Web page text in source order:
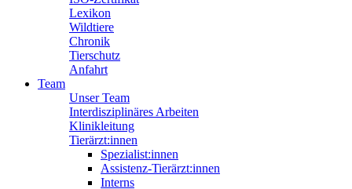
Lexikon
Wildtiere
Chronik
Tierschutz
Anfahrt
Team
Unser Team
Interdisziplinäres Arbeiten
Klinikleitung
Tierärzt:innen
Spezialist:innen
Assistenz-Tierärzt:innen
Interns